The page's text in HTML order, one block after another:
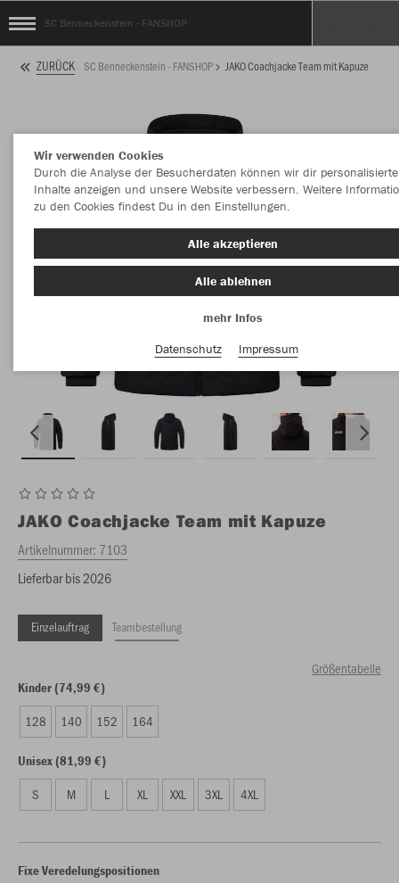
SC Benneckenstein - FANSHOP
ZURÜCK SC Benneckenstein - FANSHOP JAKO Coachjacke Team mit Kapuze
JAKO Coachjacke Team mit Kapuze
Artikelnummer: 7103
Lieferbar bis 2026
Einzelauftrag Teambestellung
Größentabelle
Kinder (74,99 €)
128 140 152 164
Unisex (81,99 €)
S M L XL XXL 3XL 4XL
Fixe Veredelungspositionen
Wir verwenden Cookies
Durch die Analyse der Besucherdaten können wir dir personalisierte
Inhalte anzeigen und unsere Website verbessern. Weitere
zu den Cookies findest Du in den Einstellungen.
Alle akzeptieren
Alle ablehnen
mehr Infos
Datenschutz
Impressum